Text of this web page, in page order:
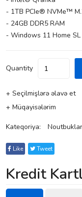
- 1TB PCIe® NVMe™
- 24GB DDR5 RAM
- Windows 11 Home SL
Quantity
+ Seçilmişlərə əlavə et
+ Müqayisələrim
Kateqoriya: Noutbuklar
Like Tweet
Kredit